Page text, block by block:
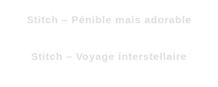
Stitch – Pénible mais adorable
Stitch – Voyage interstellaire